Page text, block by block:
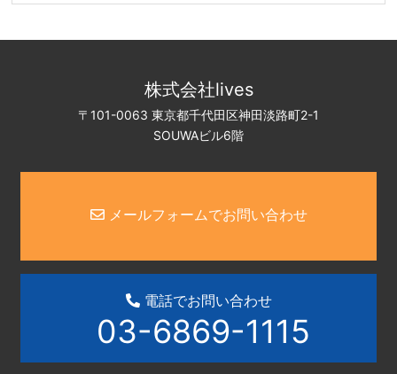
株式会社lives
〒101-0063 東京都千代田区神田淡路町2-1
SOUWAビル6階
メールフォームでお問い合わせ
電話でお問い合わせ
03-6869-1115